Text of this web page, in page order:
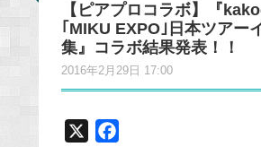
【ピアプロコラボ】『
｢MIKU EXPO｣日本ツアー
集』コラボ結果発表！！
2016年2月29日 17:00